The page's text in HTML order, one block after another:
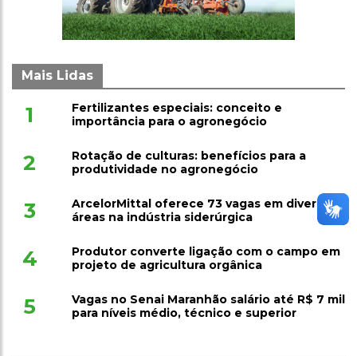
Mais Lidas
1
Fertilizantes especiais: conceito e
importância para o agronegócio
2
Rotação de culturas: benefícios para a
produtividade no agronegócio
3
ArcelorMittal oferece 73 vagas em diversas
áreas na indústria siderúrgica
4
Produtor converte ligação com o campo em
projeto de agricultura orgânica
5
Vagas no Senai Maranhão salário até R$ 7 mil
para níveis médio, técnico e superior